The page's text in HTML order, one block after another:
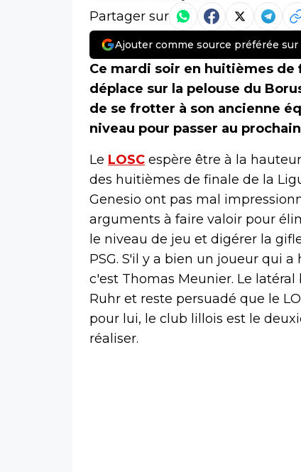
Partager sur
Ajouter comme source préférée sur
Ce mardi soir en huitièmes de
déplace sur la pelouse du
de se frotter à son ancienne
niveau pour passer au
Le LOSC espère être à la
des huitièmes de finale de la
Genesio ont pas mal
arguments à faire valoir pour
le niveau de jeu et digérer la
PSG. S'il y a bien un joueur qui
c'est Thomas Meunier. Le
Ruhr et reste persuadé que le
pour lui, le club lillois est le
réaliser.